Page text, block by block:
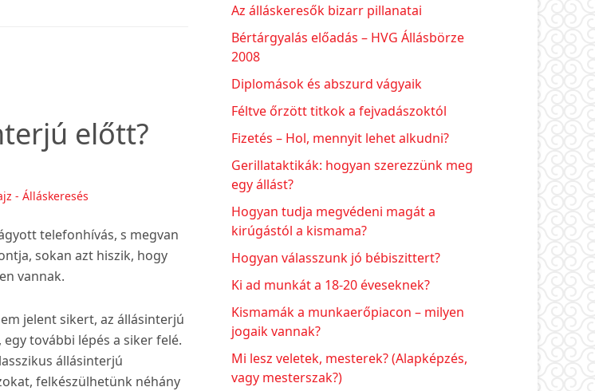
előtt?
- Álláskeresés
telefonhívás, s megvan
sokan azt hiszik, hogy
vannak.
jelent sikert, az állásinterjú
további lépés a siker felé.
állásinterjú
felkészülhetünk néhány
Az álláskeresők bizarr pillanatai
Bértárgyalás előadás – HVG Állásbörze
2008
Diplomások és abszurd vágyaik
Féltve őrzött titkok a fejvadászoktól
Fizetés – Hol, mennyit lehet alkudni?
Gerillataktikák: hogyan szerezzünk meg
egy állást?
Hogyan tudja megvédeni magát a
kirúgástól a kismama?
Hogyan válasszunk jó bébiszittert?
Ki ad munkát a 18-20 éveseknek?
Kismamák a munkaerőpiacon – milyen
jogaik vannak?
Mi lesz veletek, mesterek? (Alapképzés,
vagy mesterszak?)